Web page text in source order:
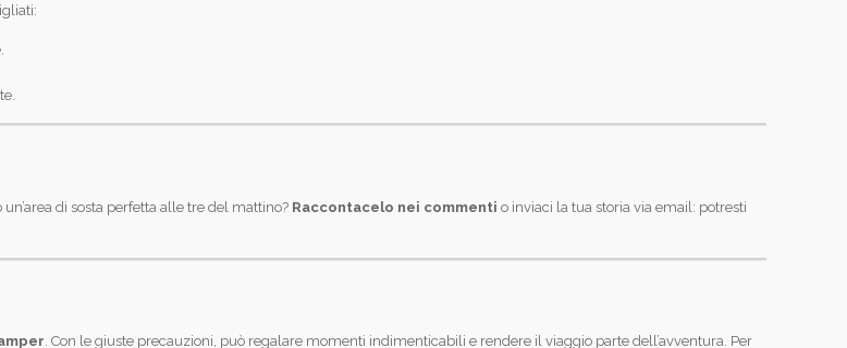
di sosta perfetta alle tre del mattino? Raccontacelo nei commenti o inviaci la tua storia via email: potresti
. Con le giuste precauzioni, può regalare momenti indimenticabili e rendere il viaggio parte dell’avventura. Per